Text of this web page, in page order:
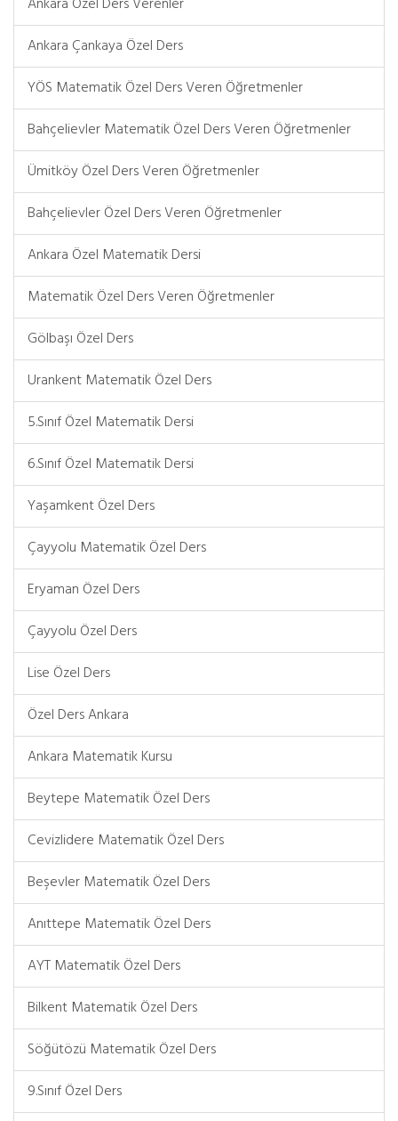
Ankara Çankaya Özel Ders
YÖS Matematik Özel Ders Veren Öğretmenler
Bahçelievler Matematik Özel Ders Veren Öğretmenler
Ümitköy Özel Ders Veren Öğretmenler
Bahçelievler Özel Ders Veren Öğretmenler
Ankara Özel Matematik Dersi
Matematik Özel Ders Veren Öğretmenler
Gölbaşı Özel Ders
Urankent Matematik Özel Ders
5.Sınıf Özel Matematik Dersi
6.Sınıf Özel Matematik Dersi
Yaşamkent Özel Ders
Çayyolu Matematik Özel Ders
Eryaman Özel Ders
Çayyolu Özel Ders
Lise Özel Ders
Özel Ders Ankara
Ankara Matematik Kursu
Beytepe Matematik Özel Ders
Cevizlidere Matematik Özel Ders
Beşevler Matematik Özel Ders
Anıttepe Matematik Özel Ders
AYT Matematik Özel Ders
Bilkent Matematik Özel Ders
Söğütözü Matematik Özel Ders
9.Sınıf Özel Ders